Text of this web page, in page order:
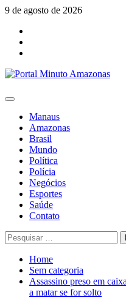
Skip
content
9 de agosto de 2026
Primary
Manaus
Amazonas
Brasil
Mundo
Política
Polícia
Negócios
Esportes
Saúde
Contato
Pesquisar
por:
Home
Sem categoria
Assassino preso em
a matar se for solto